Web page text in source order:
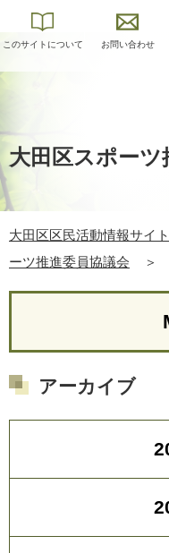
このサイトについて お問い合わせ
大田区スポーツ
大田区区民活動情報サイ
ーツ推進委員協議会
＞
アーカイブ